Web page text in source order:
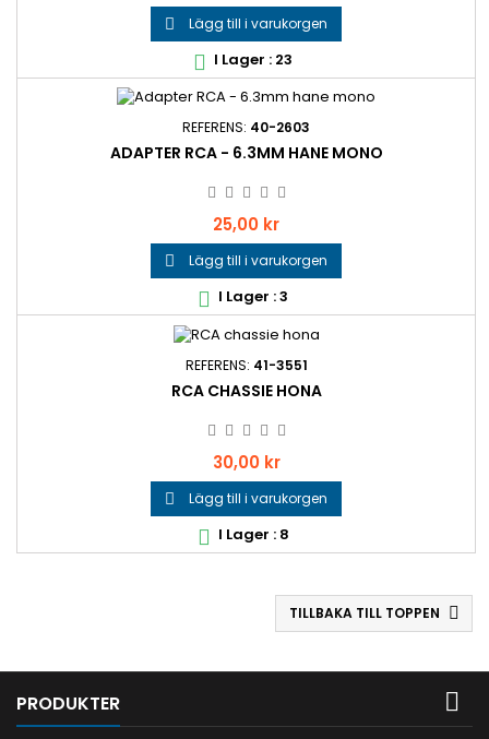
 Lägg till i varukorgen
 I Lager : 23
REFERENS: 40-2603
ADAPTER RCA - 6.3MM HANE MONO
Pris
25,00 kr
 Lägg till i varukorgen
 I Lager : 3
REFERENS: 41-3551
RCA CHASSIE HONA
Pris
30,00 kr
 Lägg till i varukorgen
 I Lager : 8
TILLBAKA TILL TOPPEN 
PRODUKTER 